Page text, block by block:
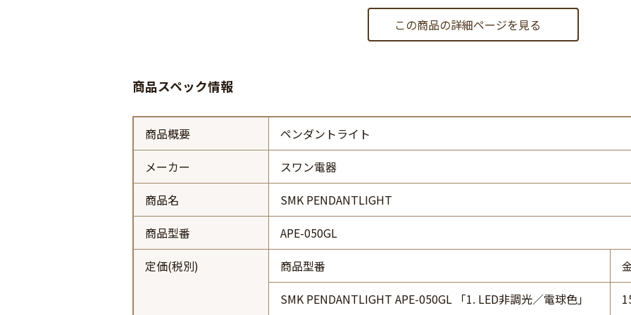
この商品の詳細ページを見る
商品スペック情報
商品概要
ペンダントライト
メーカー
スワン電器
商品名
SMK PENDANTLIGHT
商品型番
APE-050GL
定価(税別)
商品型番
SMK PENDANTLIGHT APE-050GL 「1. LED非調光／電球色」